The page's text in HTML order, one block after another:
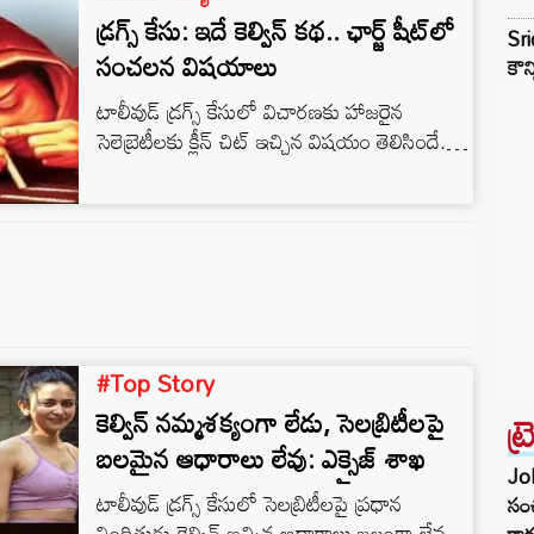
కేసులో తరుణ్ ఇచ్చిన స్టేట్మెంట్ అంశాల ఆధారంగా
ఆయనను ఈడీ ప్రశ్నిస్తోంది. ఇందులో మనీ
ల్యాండరింగ్, ఫెమా నిబంధనల…
డ్రగ్స్ కేసు: ఇదే కెల్విన్ కథ.. ఛార్జ్ షీట్‌లో
సంచలన విషయాలు
టాలీవుడ్ డ్రగ్స్ కేసులో విచారణకు హాజరైన
సెలెబ్రెటీలకు క్లీన్ చిట్ ఇచ్చిన విషయం తెలిసిందే..
అయితే ఈ కేసులో ప్రధాన నిందితుడు అయిన కెల్విన్
వెల్లడించింది. ఈమేరకు ఆయన ఛార్జ్ షీట్‌లో
స్నేహితులకు డ్రగ్స్ అమ్మడం మొదలు పెట్టాడు.
గోవా, విదేశాల నుండి డార్క్ వెబ్…
#Top Story
కెల్విన్ నమ్మశక్యంగా లేడు, సెలబ్రిటీలపై
బలమైన ఆధారాలు లేవు: ఎక్సైజ్ శాఖ
టాలీవుడ్ డ్రగ్స్ కేసులో సెలబ్రిటీలపై ప్రధాన